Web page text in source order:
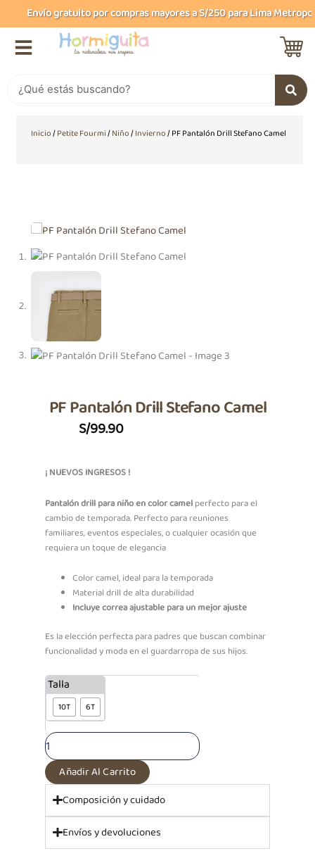
al
contenido
Envío gratuito por compras mayores a S/250 para Lima
Inicio/Petite Fourmi/Niño/Invierno/ PF Pantalón Drill Stefano Camel
PF Pantalón Drill Stefano Camel
S/99.90
¡ NUEVOS INGRESOS !
Pantalón drill para niño en color camelperfecto para el
cambio de temporada. Perfecto para reuniones
familiares, eventos especiales, o cualquier ocasión que
requiera un toque de elegancia
Color camel, ideal para la temporada
Material drill de alta durabilidad
Incluye correa ajustable para un mejor ajuste
Es la elección perfecta para padres que buscan combinar
funcionalidad y moda en el guardarropa de sus hijos.
Talla
10T 6T
PF
Pantalón
Drill
Stefano
Camel
cantidad
Añadir Al Carrito
Composición y cuidado
Envíos y devoluciones